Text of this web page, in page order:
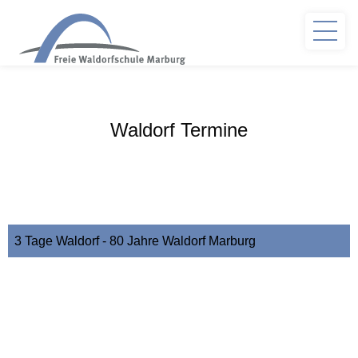
Waldorf Termine
3 Tage Waldorf - 80 Jahre Waldorf Marburg